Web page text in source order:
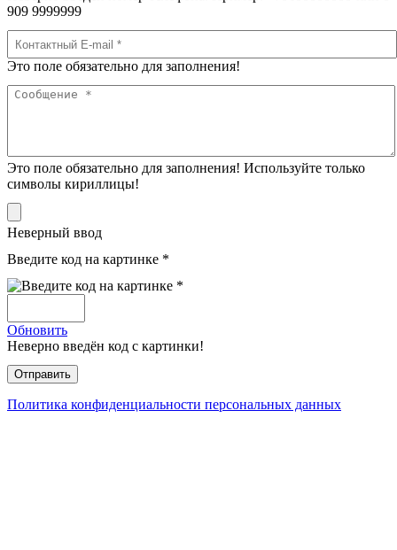
909 9999999
Это поле обязательно для заполнения!
Это поле обязательно для заполнения! Используйте только
символы кириллицы!
Неверный ввод
Введите код на картинке *
Обновить
Неверно введён код с картинки!
Политика конфиденциальности персональных данных